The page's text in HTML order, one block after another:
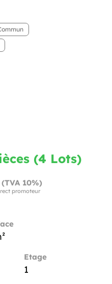
(4 Lots)
10%)
promoteur
Etage
1